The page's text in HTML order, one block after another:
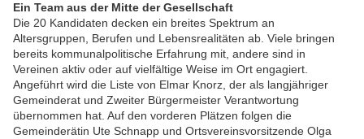
Ein Team aus der Mitte der Gesellschaft
Die 20 Kandidaten decken ein breites Spektrum an
Altersgruppen, Berufen und Lebensrealitäten ab. Viele bringen
bereits kommunalpolitische Erfahrung mit, andere sind in
Vereinen aktiv oder auf vielfältige Weise im Ort engagiert.
Angeführt wird die Liste von Elmar Knorz, der als langjähriger
Gemeinderat und Zweiter Bürgermeister Verantwortung
übernommen hat. Auf den vorderen Plätzen folgen die
Gemeinderätin Ute Schnapp und Ortsvereinsvorsitzende Olga